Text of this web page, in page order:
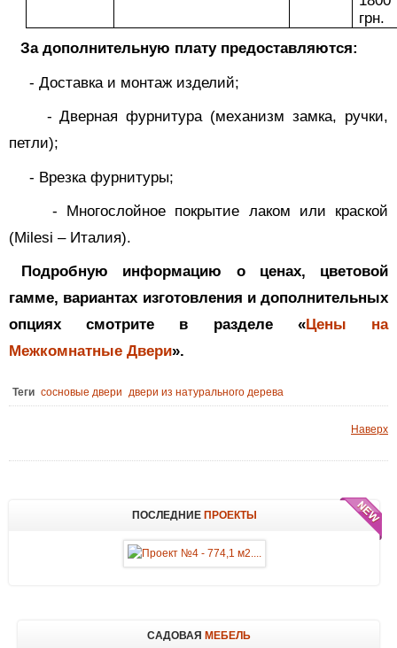
грн.
За дополнительную плату предоставляются:
- Доставка и монтаж изделий;
-Дверная фурнитура (механизм замка, ручки,
петли);
- Врезка фурнитуры;
- Многослойное покрытие лаком или краской
(Milesi – Италия).
Подробную информацию о ценах, цветовой
гамме, вариантах изготовления и дополнительных
опциях смотрите в разделе «Цены на
Межкомнатные Двери».
Теги сосновые двери двери из натурального дерева
Наверх
ПОСЛЕДНИЕПРОЕКТЫ
САДОВАЯ МЕБЕЛЬ